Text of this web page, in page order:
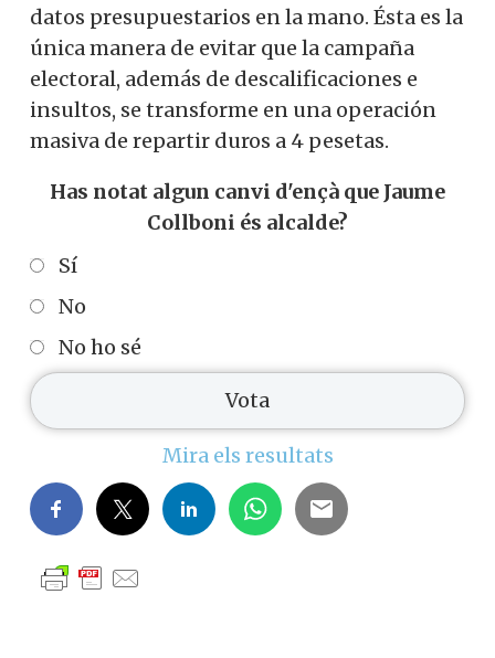
datos presupuestarios en la mano. Ésta es la
única manera de evitar que la campaña
electoral, además de descalificaciones e
insultos, se transforme en una operación
masiva de repartir duros a 4 pesetas.
Has notat algun canvi d'ençà que Jaume
Collboni és alcalde?
Sí
No
No ho sé
Mira els resultats